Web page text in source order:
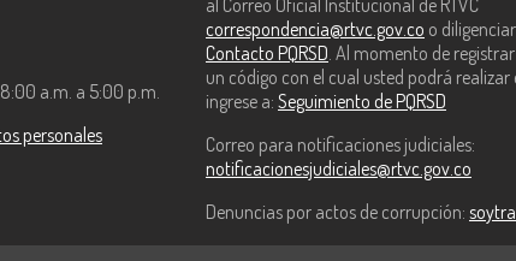
a.m. a 5:00 p.m.
personales
correspondencia@rtvc.gov.co o
Contacto PQRSD . Al momento de
un código con el cual usted podrá realizar
ingrese a: Seguimiento de PQRSD
Correo para notificaciones judiciales:
notificacionesjudiciales@rtvc.gov.co
Denuncias por actos de corrupción: